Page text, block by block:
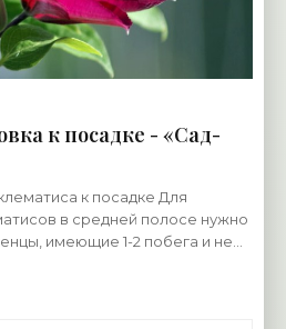
к посадке - «Сад-
к посадке Для
в средней полосе нужно
имеющие 1-2 побега и не